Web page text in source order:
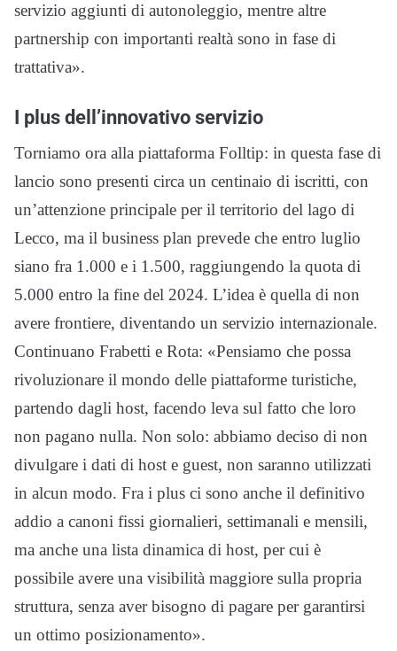
servizio aggiunti di autonoleggio, mentre altre
partnership con importanti realtà sono in fase di
trattativa».
I plus dell’innovativo servizio
Torniamo ora alla piattaforma Folltip: in questa fase di
lancio sono presenti circa un centinaio di iscritti, con
un’attenzione principale per il territorio del lago di
Lecco, ma il business plan prevede che entro luglio
siano fra 1.000 e i 1.500, raggiungendo la quota di
5.000 entro la fine del 2024. L’idea è quella di non
avere frontiere, diventando un servizio internazionale.
Continuano Frabetti e Rota: «Pensiamo che possa
rivoluzionare il mondo delle piattaforme turistiche,
partendo dagli host, facendo leva sul fatto che loro
non pagano nulla. Non solo: abbiamo deciso di non
divulgare i dati di host e guest, non saranno utilizzati
in alcun modo. Fra i plus ci sono anche il definitivo
addio a canoni fissi giornalieri, settimanali e mensili,
ma anche una lista dinamica di host, per cui è
possibile avere una visibilità maggiore sulla propria
struttura, senza aver bisogno di pagare per garantirsi
un ottimo posizionamento».